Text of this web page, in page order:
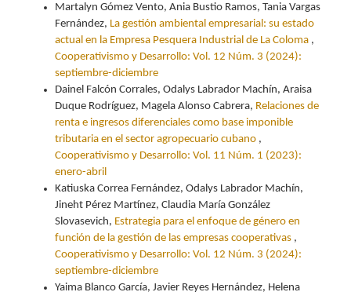
Martalyn Gómez Vento, Ania Bustio Ramos, Tania Vargas
Fernández, La gestión ambiental empresarial: su estado
actual en la Empresa Pesquera Industrial de La Coloma ,
Cooperativismo y Desarrollo: Vol. 12 Núm. 3 (2024):
septiembre-diciembre
Dainel Falcón Corrales, Odalys Labrador Machín, Araisa
Duque Rodríguez, Magela Alonso Cabrera, Relaciones de
renta e ingresos diferenciales como base imponible
tributaria en el sector agropecuario cubano ,
Cooperativismo y Desarrollo: Vol. 11 Núm. 1 (2023):
enero-abril
Katiuska Correa Fernández, Odalys Labrador Machín,
Jineht Pérez Martínez, Claudia María González
Slovasevich, Estrategia para el enfoque de género en
función de la gestión de las empresas cooperativas ,
Cooperativismo y Desarrollo: Vol. 12 Núm. 3 (2024):
septiembre-diciembre
Yaima Blanco García, Javier Reyes Hernández, Helena